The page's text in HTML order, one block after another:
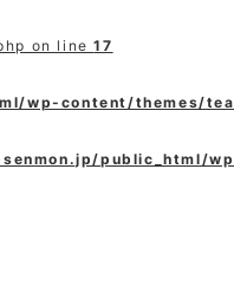
on line17
wp-content/themes/
public_html/